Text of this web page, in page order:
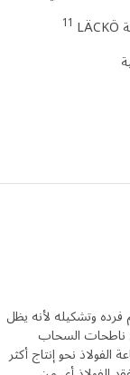
11
وتشكيله لأنه يظل
السحاب
نحو إنتاج أكثر